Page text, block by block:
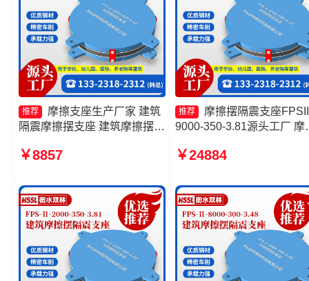
推荐
摩擦支座生产厂家 建筑
隔震摩擦摆支座 建筑摩擦摆式
FPS3A生产厂家
￥8857
推荐
摩擦摆隔震支座
9000-350-3.81源头工厂 摩
3.81生产厂家 摩擦摆隔震
擦摆隔震支座FPSII-4000-
350-3.81厂家
￥24884